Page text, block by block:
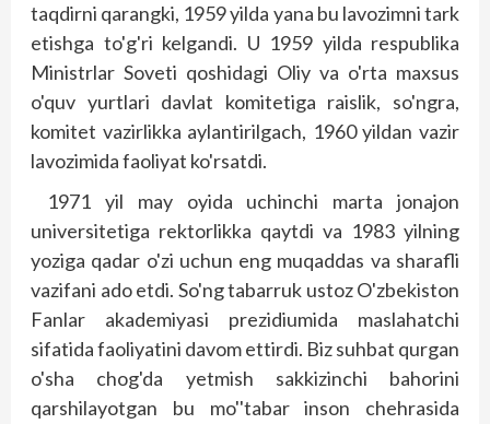
taqdirni qarangki, 1959 yilda yana bu lavozimni tark
etishga to'g'ri kelgandi. U 1959 yilda respublika
Ministrlar Soveti qoshidagi Oliy va o'rta maxsus
o'quv yurtlari davlat komitetiga raislik, so'ngra,
komitet vazirlikka aylantirilgach, 1960 yildan vazir
lavozimida faoliyat ko'rsatdi.
1971 yil may oyida uchinchi marta jonajon
universitetiga rektorlikka qaytdi va 1983 yilning
yoziga qadar o'zi uchun eng muqaddas va sharafli
vazifani ado etdi. So'ng tabarruk ustoz O'zbekiston
Fanlar akademiyasi prezidiumida maslahatchi
sifatida faoliyatini davom ettirdi. Biz suhbat qurgan
o'sha chog'da yetmish sakkizinchi bahorini
qarshilayotgan bu mo''tabar inson chehrasida